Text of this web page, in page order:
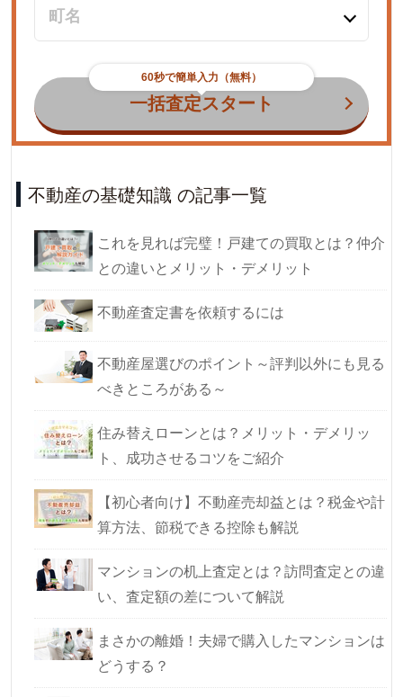
60秒で簡単入力（無料）
一括査定スタート
不動産の基礎知識 の記事一覧
これを見れば完璧！戸建ての買取とは？仲介
との違いとメリット・デメリット
不動産査定書を依頼するには
不動産屋選びのポイント～評判以外にも見る
べきところがある～
住み替えローンとは？メリット・デメリッ
ト、成功させるコツをご紹介
【初心者向け】不動産売却益とは？税金や計
算方法、節税できる控除も解説
マンションの机上査定とは？訪問査定との違
い、査定額の差について解説
まさかの離婚！夫婦で購入したマンションは
どうする？